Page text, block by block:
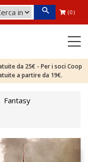
(0)
da 25€ - Per i soci Coop
a partire da 19€.
Fantasy